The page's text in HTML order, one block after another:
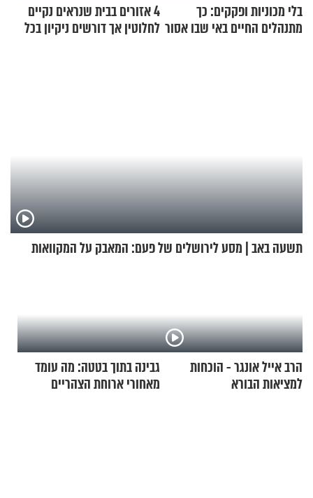
בלי מכוניות ופקקים: כך
מתנהלים החיים באי שבו אסור
4 אזורים בבית שנראים נקיים
לחלוטין אך דורשים ניקיון בכל
תשעה באב | מסע לירושלים של פעם: המאבק על המקוואות
הרב אייל אונגר - הוכחות
למציאות הבורא
גבינה בתוך בטטה: מה עומד
מאחורי ארוחת הצהריים